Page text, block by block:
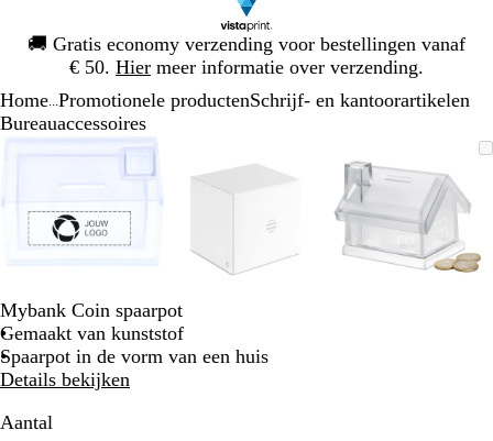
🚚 Gratis economy verzending voor bestellingen vanaf
€ 50. Hier meer informatie over verzending.
1
Home Promotionele productenSchrijf- en kantoorartikelen
Bureauaccessoires
Zoombare
afbeelding
Gezoomd
te
vouwen
Gebruik
mintoetsen
om
en
pijltjestoetsen
om
te
afbeelding
tot
om
vouwen
plus-
mintoetsen
te
om
Zoombare
afbeelding
Gezoomd
tot
minimum
om
uit
te
vouwen
plus-
en
om
te
Mybank Coin spaarpot
Gemaakt van kunststof
Spaarpot in de vorm van een huis
Details bekijken
Aantal